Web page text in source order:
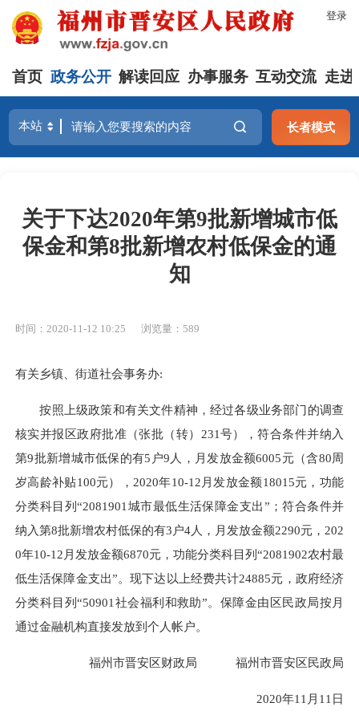
登录
首页 政务公开 解读回应 办事服务 互动交流 走进
长者模式
关于下达2020年第9批新增城市低
保金和第8批新增农村低保金的通
知
时间：2020-11-12 10:25 浏览量：589
有关乡镇、街道社会事务办:
按照上级政策和有关文件精神，经过各级业务部门的调查
核实并报区政府批准（张批（转）231号），符合条件并纳入
第9批新增城市低保的有5户9人，月发放金额6005元（含80周
岁高龄补贴100元），2020年10-12月发放金额18015元，功能
分类科目列“2081901城市最低生活保障金支出”；符合条件并
纳入第8批新增农村低保的有3户4人，月发放金额2290元，202
0年10-12月发放金额6870元，功能分类科目列“2081902农村最
低生活保障金支出”。现下达以上经费共计24885元，政府经济
分类科目列“50901社会福利和救助”。保障金由区民政局按月
通过金融机构直接发放到个人帐户。
福州市晋安区财政局 福州市晋安区民政局
2020年11月11日